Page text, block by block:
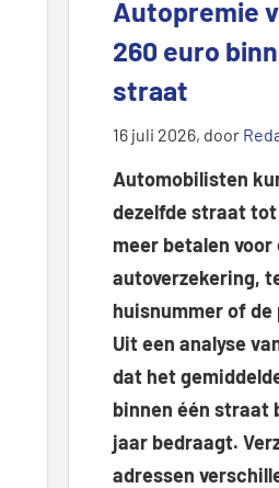
.
.
Autopremie
260 euro
straat
16 juli 2026, door
Automobilisten
dezelfde straat
meer betalen voor
autoverzekering,
huisnummer of
Uit een analyse
dat het
binnen één straat
jaar bedraagt.
adressen